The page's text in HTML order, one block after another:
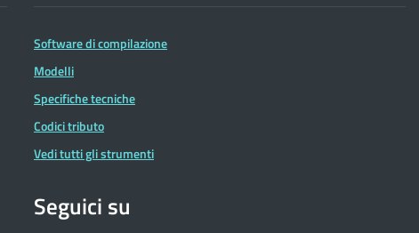
Software di compilazione
Modelli
Specifiche tecniche
Codici tributo
Vedi tutti gli strumenti
Seguici su